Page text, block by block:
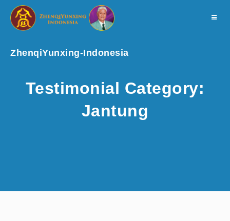
ZhenqiYunxing-Indonesia
Toggle
Testimonial Category:
Jantung